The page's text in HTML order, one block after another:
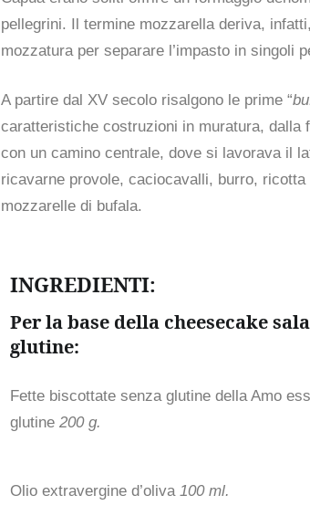
pellegrini. Il termine mozzarella deriva,
mozzatura per separare l’impasto in singoli
A partire dal XV secolo risalgono le prime “
caratteristiche costruzioni in muratura, dalla
con un camino centrale, dove si lavorava il
ricavarne provole, caciocavalli, burro, ricotta
mozzarelle di bufala.
INGREDIENTI:
Per la base della cheesecake
glutine:
Fette biscottate senza glutine della Amo
glutine200 g.
Olio extravergine d’oliva 100 ml.